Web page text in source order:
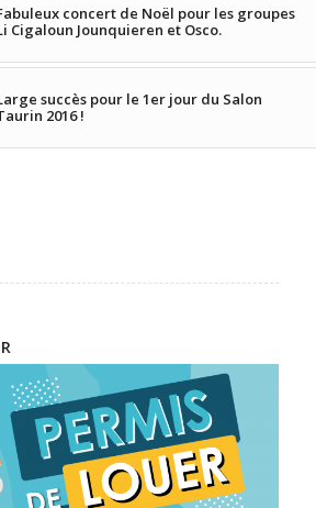
concert de Noël pour les groupes
Cigaloun Jounquieren et Osco.
succès pour le 1er jour du Salon
2016 !